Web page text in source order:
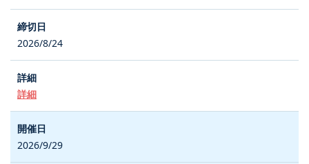
2026/8/24
詳細
2026/9/29